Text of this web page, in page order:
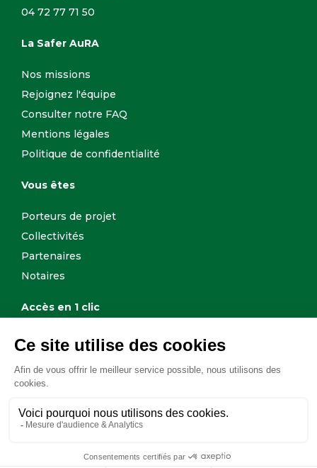
04 72 77 71 50
La Safer AuRA
Nos missions
Rejoignez l'équipe
Consulter notre FAQ
Mentions légales
Politique de confidentialité
Vous êtes
Porteurs de projet
Collectivités
Partenaires
Notaires
Accès en 1 clic
Biens en vente
Dispositif AJIS
Contacter un conseiller